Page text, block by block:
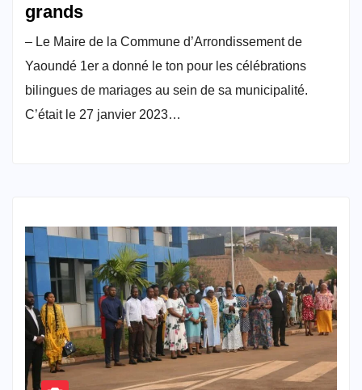
grands
– Le Maire de la Commune d’Arrondissement de
Yaoundé 1er a donné le ton pour les célébrations
bilingues de mariages au sein de sa municipalité.
C’était le 27 janvier 2023…